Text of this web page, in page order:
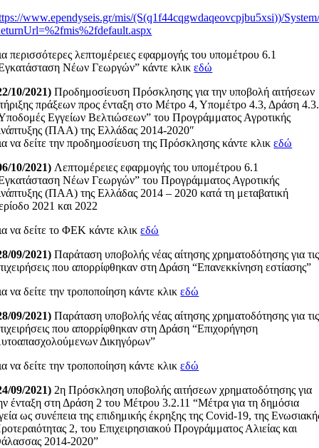
www.ependyseis.gr/mis/(S(q1f44cqgwdaqeovcpjbu5xsi))/
περισσότερες λεπτομέρειες εφαρμογής του υπομέτρου 6.1
Νέων Γεωργών” κάντε κλικεδώ
10/2021) Προδημοσίευση Πρόσκλησης για την υποβολή αιτήσεων
πράξεων προς ένταξη στο Μέτρο 4, Υπομέτρο 4.3, Δράση
Εγγείων Βελτιώσεων” του Προγράμματος Αγροτικής
(ΠΑΑ) της Ελλάδας 2014-2020″
να δείτε την προδημοσίευση της Πρόσκλησης κάντε κλικεδώ
10/2021) Λεπτομέρειες εφαρμογής του υπομέτρου 6.1
Νέων Γεωργών” του Προγράμματος Αγροτικής
(ΠΑΑ) της Ελλάδας 2014 – 2020 κατά τη μεταβατική
2021 και 2022
να δείτε το ΦΕΚ κάντε κλικεδώ
09/2021) Παράταση υποβολής νέας αίτησης χρηματοδότησης για τις
που απορρίφθηκαν στη Δράση “Επανεκκίνηση εστίασης”
να δείτε την τροποποίηση κάντε κλικεδώ
09/2021) Παράταση υποβολής νέας αίτησης χρηματοδότησης για τις
που απορρίφθηκαν στη Δράση “Επιχορήγηση
Δικηγόρων”
να δείτε την τροποποίηση κάντε κλικεδώ
09/2021) 2η Πρόσκληση υποβολής αιτήσεων χρηματοδότησης για
ένταξη στη Δράση 2 του Μέτρου 3.2.11 “Μέτρα για τη δημόσια
ως συνέπεια της επιδημικής έκρηξης της Covid-19, της
2, του Επιχειρησιακού Προγράμματος Αλιείας και
2014-2020”